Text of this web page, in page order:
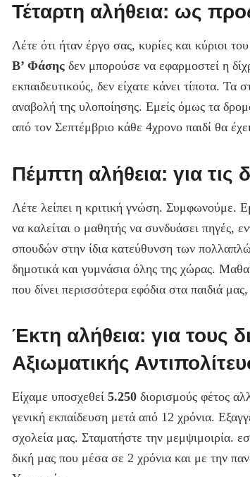
Τέταρτη αλήθεια: ως
Λέτε ότι ήταν έργο σας, κυρίες και κύριοι
Β’ Φάσης δεν μπορούσε να εφαρμοστεί η
εκπαιδευτικούς, δεν είχατε κάνει τίποτα. Τα
αναβολή της υλοποίησης. Εμείς όμως τα
από τον Σεπτέμβριο κάθε 4χρονο παιδί θα
Πέμπτη αλήθεια: για τις
Λέτε λείπει η κριτική γνώση. Συμφωνούμε.
να καλείται ο μαθητής να συνδυάσει πηγές,
σπουδών στην ίδια κατεύθυνση των
δημοτικά και γυμνάσια όλης της χώρας.
που δίνει περισσότερα εφόδια στα παιδιά
Έκτη αλήθεια: για τους
Αξιωματικής
Είχαμε υποσχεθεί 5.250 διορισμούς φέτος
γενική εκπαίδευση μετά από 12 χρόνια.
σχολεία μας. Σταματήστε την μεμψιμοιρία.
δική μας που μέσα σε 2 χρόνια και με την